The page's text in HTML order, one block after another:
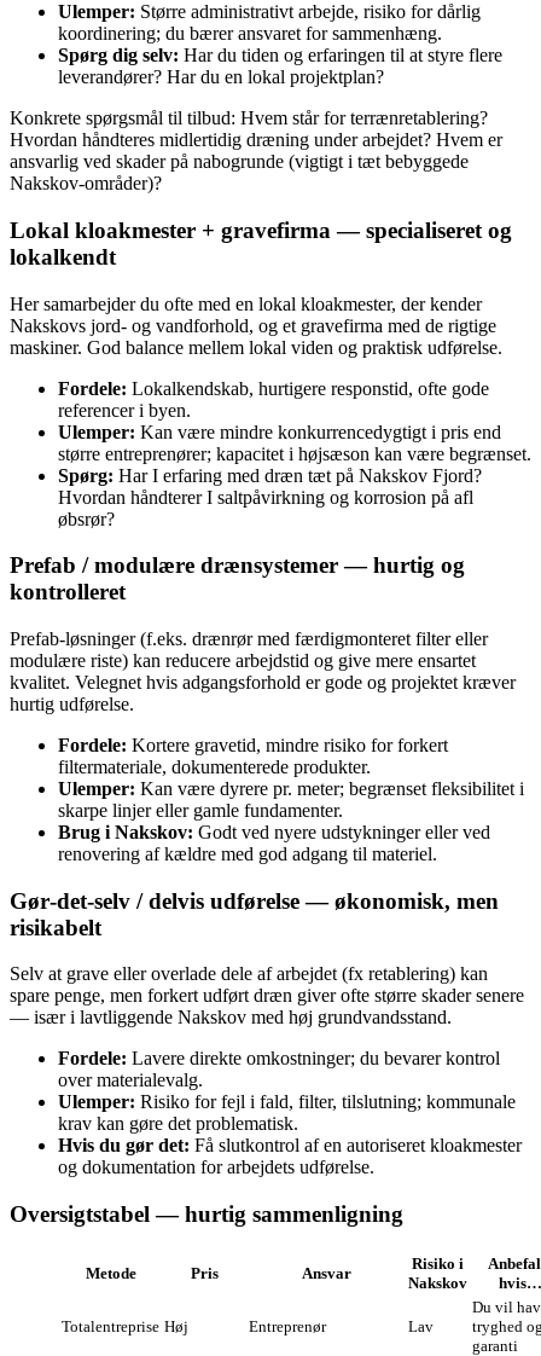
Ulemper: Større administrativt arbejde, risiko for dårlig
koordinering; du bærer ansvaret for sammenhæng.
Spørg dig selv: Har du tiden og erfaringen til at styre flere
leverandører? Har du en lokal projektplan?
Konkrete spørgsmål til tilbud: Hvem står for terrænretablering?
Hvordan håndteres midlertidig dræning under arbejdet? Hvem er
ansvarlig ved skader på nabogrunde (vigtigt i tæt bebyggede
Nakskov‑områder)?
Lokal kloakmester + gravefirma — specialiseret og
lokalkendt
Her samarbejder du ofte med en lokal kloakmester, der kender
Nakskovs jord- og vandforhold, og et gravefirma med de rigtige
maskiner. God balance mellem lokal viden og praktisk udførelse.
Fordele: Lokalkendskab, hurtigere responstid, ofte gode
referencer i byen.
Ulemper: Kan være mindre konkurrencedygtigt i pris end
større entreprenører; kapacitet i højsæson kan være begrænset.
Spørg: Har I erfaring med dræn tæt på Nakskov Fjord?
Hvordan håndterer I saltpåvirkning og korrosion på afl
øbsrør?
Prefab / modulære drænsystemer — hurtig og
kontrolleret
Prefab-løsninger (f.eks. drænrør med færdigmonteret filter eller
modulære riste) kan reducere arbejdstid og give mere ensartet
kvalitet. Velegnet hvis adgangsforhold er gode og projektet kræver
hurtig udførelse.
Fordele: Kortere gravetid, mindre risiko for forkert
filtermateriale, dokumenterede produkter.
Ulemper: Kan være dyrere pr. meter; begrænset fleksibilitet i
skarpe linjer eller gamle fundamenter.
Brug i Nakskov: Godt ved nyere udstykninger eller ved
renovering af kældre med god adgang til materiel.
Gør‑det‑selv / delvis udførelse — økonomisk, men
risikabelt
Selv at grave eller overlade dele af arbejdet (fx retablering) kan
spare penge, men forkert udført dræn giver ofte større skader senere
— især i lavtliggende Nakskov med høj grundvandsstand.
Fordele: Lavere direkte omkostninger; du bevarer kontrol
over materialevalg.
Ulemper: Risiko for fejl i fald, filter, tilslutning; kommunale
krav kan gøre det problematisk.
Hvis du gør det: Få slutkontrol af en autoriseret kloakmester
og dokumentation for arbejdets udførelse.
Oversigtstabel — hurtig sammenligning
Metode Pris Ansvar
Risiko i
Nakskov
hvis…
Totalentreprise Høj Entreprenør Lav
Du vil
tryghed
garanti